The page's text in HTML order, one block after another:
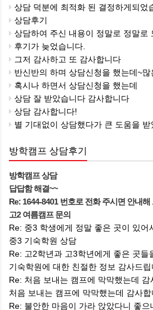
상담 덕분에 최적화 된 결정하게되었
상담후기
상담하여 주신 내용이 정말로 정말로
후기가 늦었습니다.
그저 감사하고 또 감사합니다
반신반의 하며 상담신청을 했는데~
혹시나 하면서 상담신청을 했는데
상담 잘 받았습니다 감사합니다
상담 감사합니다!
별 기대없이 상담했다가 큰 도움을 받
방학캠프 상담후기
방학캠프 상담
답답함 해결~~
Re: 1644-8401 번호로 전화 주시면 안내해
고2 여름캠프 문의
Re: 중3 학생에게 정말 좋은 곳이 있어
중3 기숙학원 상담
Re: 고2학년과 고3학년에게 좋은 곳들
기숙학원에 대한 친절한 정보 감사드립
Re: 처음 보내는 캠프에 막막했는데 감
처음 보내는 캠프에 막막했는데 감사합
Re: 불안한 마음이 가라 앉았다니 좋으